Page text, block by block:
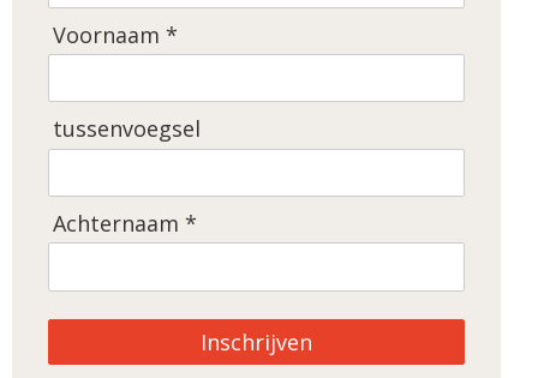
Voornaam *
tussenvoegsel
Achternaam *
Inschrijven